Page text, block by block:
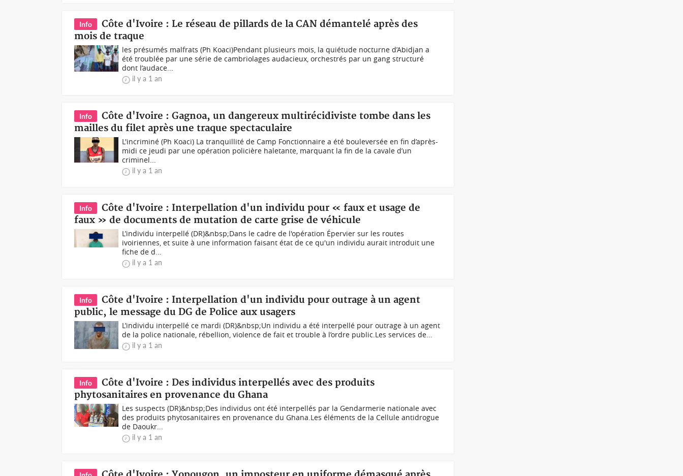
Info
Côte d'Ivoire : Le réseau de pillards de la CAN démantelé après des
mois de traque
les présumés malfrats (Ph Koaci)Pendant plusieurs mois, la quiétude nocturne d’Abidjan a
été troublée par une série de cambriolages audacieux, orchestrés par un gang structuré
dont l’audace...
il y a 1 an
Info
Côte d'Ivoire : Gagnoa, un dangereux multirécidiviste tombe dans les
mailles du filet après une traque spectaculaire
L'incriminé (Ph Koaci) La tranquillité de Camp Fonctionnaire a été bouleversée en fin d’après-
midi ce jeudi par une opération policière haletante, marquant la fin de la cavale d’un
criminel...
il y a 1 an
Info
Côte d'Ivoire : Interpellation d'un individu pour « faux et usage de
faux » de documents de mutation de carte grise de véhicule
L’individu interpellé (DR)&nbsp;Dans le cadre de l'opération Épervier sur les routes
ivoiriennes, et suite à une information faisant état de ce qu'un individu aurait introduit une
fiche de d...
il y a 1 an
Info
Côte d'Ivoire : Interpellation d'un individu pour outrage à un agent
public, le message du DG de Police aux usagers
L’individu interpellé ce mardi (DR)&nbsp;Un individu a été interpellé pour outrage à un agent
de la police nationale, rébellion, violence de fait et trouble à l’ordre public.Les services de...
il y a 1 an
Info
Côte d'Ivoire : Des individus interpellés avec des produits
phytosanitaires en provenance du Ghana
Les suspects (DR)&nbsp;Des individus ont été interpellés par la Gendarmerie nationale avec
des produits phytosanitaires en provenance du Ghana.Les éléments de la Cellule antidrogue
de Daoukr...
il y a 1 an